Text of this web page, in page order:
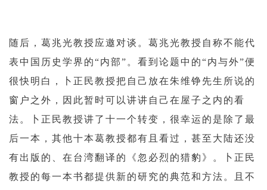
随后，葛兆光教授应邀对谈。葛兆光教授自称不能代
表中国历史学界的“内部”。看到论题中的“内与外”便
很快明白，卜正民教授把自己放在朱维铮先生所说的
窗户之外，因此暂时可以讲讲自己在屋子之内的看
法。卜正民教授讲了十一个转变，很幸运的是除了最
后一本，其他十本葛教授都有且看过，甚至大陆还没
有出版的、在台湾翻译的《忽必烈的猎豹》。卜正民
教授的每一本书都提供新的研究的典范和方法。且不